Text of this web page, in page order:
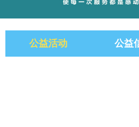
公益活动 公益